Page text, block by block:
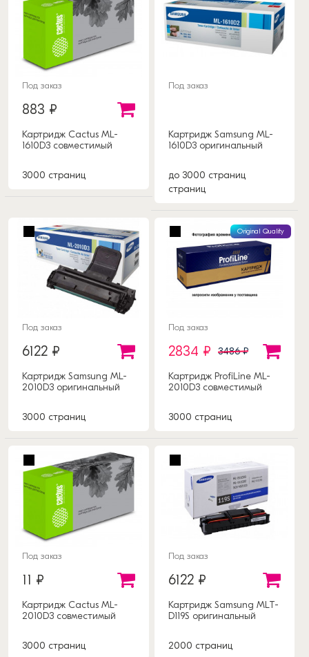
Под заказ
883 ₽
Картридж Cactus ML-
1610D3 совместимый
3000 страниц
Под заказ
Картридж Samsung ML-
1610D3 оригинальный
до 3000 страниц
страниц
Под заказ
6122 ₽
Картридж Samsung ML-
2010D3 оригинальный
3000 страниц
Original Quality
Под заказ
2834 ₽ 3486 ₽
Картридж ProfiLine ML-
2010D3 совместимый
3000 страниц
Под заказ
11 ₽
Картридж Cactus ML-
2010D3 совместимый
3000 страниц
Под заказ
6122 ₽
Картридж Samsung MLT-
D119S оригинальный
2000 страниц